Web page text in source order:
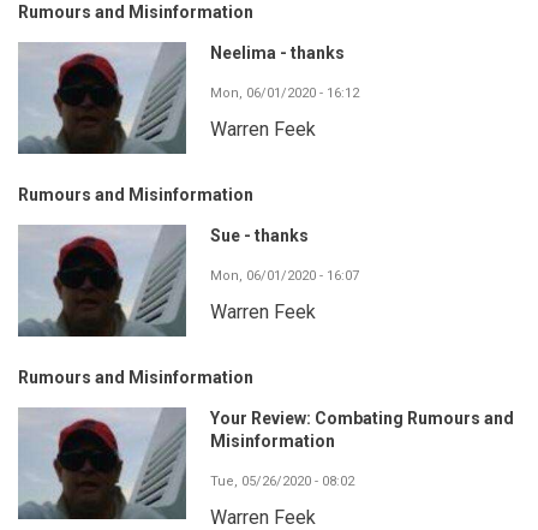
Rumours and Misinformation
Neelima - thanks
Mon, 06/01/2020 - 16:12
Warren Feek
Rumours and Misinformation
Sue - thanks
Mon, 06/01/2020 - 16:07
Warren Feek
Rumours and Misinformation
Your Review: Combating Rumours and
Misinformation
Tue, 05/26/2020 - 08:02
Warren Feek